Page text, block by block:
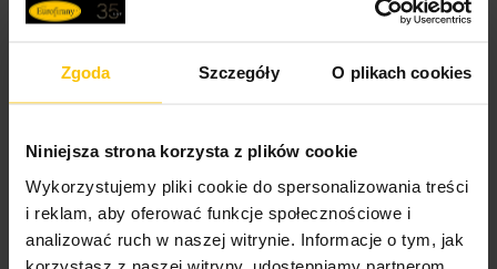
Zgoda Szczegóły O plikach cookies
Niniejsza strona korzysta z plików cookie
Wykorzystujemy pliki cookie do spersonalizowania treści
i reklam, aby oferować funkcje społecznościowe i
analizować ruch w naszej witrynie. Informacje o tym, jak
korzystasz z naszej witryny, udostępniamy partnerom
High-contrast mode
To może Cię zainteresować